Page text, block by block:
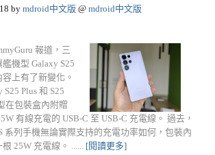
by mdroid中文版 @ mdroid中文版
報道，三
機型 Galaxy S25
上有了新變化。
S25 Plus 和 S25
在包裝盒內附贈
有線充電的 USB-C 至 USB-C 充電線。 過去，
系列手機無論實際支持的充電功率如何，包裝內
25W 充電線。 ...... [閱讀更多]